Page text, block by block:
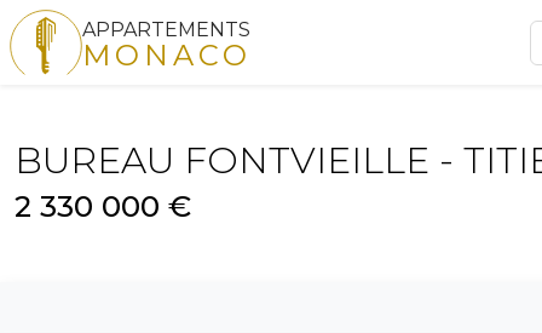
APPARTEMENTS
MONACO
BUREAU FONTVIEILLE -
2 330 000 €